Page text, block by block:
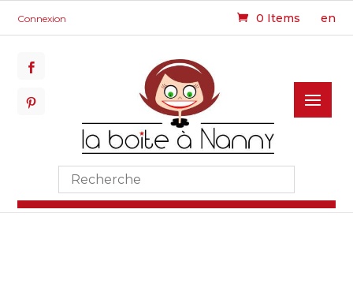
Connexion 0 Items en